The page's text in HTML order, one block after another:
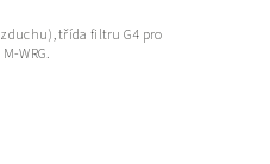
třída filtru G4 pro
WRG.